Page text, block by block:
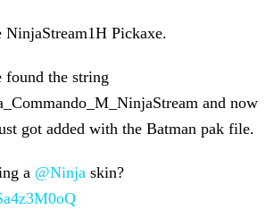
Pickaxe.
found the string
and now
got added with the Batman pak file.
a @Ninja skin?